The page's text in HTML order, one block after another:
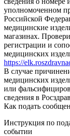
уполномоченном
Российской
медицинские
магазинах.
регистрации и
медицинских
https://
В случае
медицинских
или
сведения в
Как подать
Инструкция по
событии